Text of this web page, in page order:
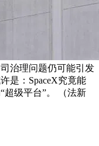
治理问题仍可能引发
是：SpaceX究竟能
超级平台”。 （法新